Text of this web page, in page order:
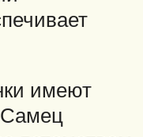
имеют